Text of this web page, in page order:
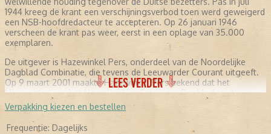
1944 kreeg de krant een verschijningsverbod toen werd geweigerd
een NSB-hoofdredacteur te accepteren. Op 26 januari 1946
verscheen de krant pas weer, eerst in een oplage van 35.000
exemplaren.
De uitgever is Hazewinkel Pers, onderdeel van de Noordelijke
Dagblad Combinatie, die tevens de Leeuwarder Courant uitgeeft.
Op 9 maart 2001 maakte Hazewinkel Pers bekend dat het
Nieuwsblad van het Noorden, Het Groninger Dagblad en de
Drentse Courant worden samengevoegd tot één ochtendblad. Op
1 april 2002 verschijnt de nieuwe krant voor het eerst onder de
naam Dagblad van het Noorden
LEES VERDER
Verpakking kiezen en bestellen
Frequentie: Dagelijks